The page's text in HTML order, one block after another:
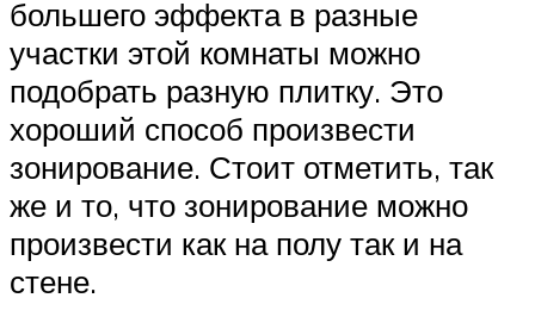
большего эффекта в разные
участки этой комнаты можно
подобрать разную плитку. Это
хороший способ произвести
зонирование. Стоит отметить, так
же и то, что зонирование можно
произвести как на полу так и на
стене.